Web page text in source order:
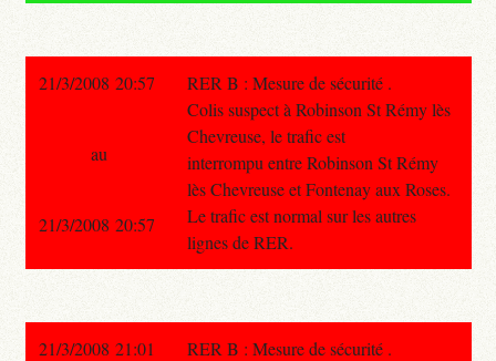
21/3/2008 20:57
RER B : Mesure de sécurité .
Colis suspect à Robinson St Rémy lès
Chevreuse, le trafic est
interrompu entre Robinson St Rémy
lès Chevreuse et Fontenay aux Roses.
Le trafic est normal sur les autres
lignes de RER.
au
21/3/2008 20:57
21/3/2008 21:01
RER B : Mesure de sécurité .